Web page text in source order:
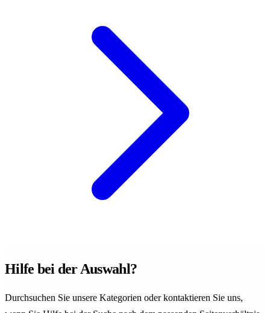
Hilfe bei der Auswahl?
Durchsuchen Sie unsere Kategorien oder kontaktieren Sie uns,